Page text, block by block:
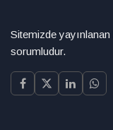
Sitemizde yayınlanan
sorumludur.